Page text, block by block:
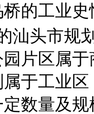
桥的工业
汕头市规
片区属
于工业
数量及